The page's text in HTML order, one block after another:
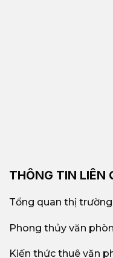
THÔNG TIN LIÊN
Tổng quan thị trường
Phong thủy văn
Kiến thức thuê văn